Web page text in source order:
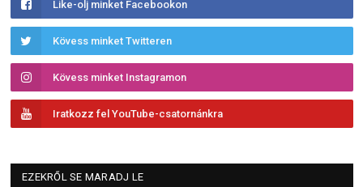
Like-olj minket Facebookon
Kövess minket Twitteren
Kövess minket Instagramon
Iratkozz fel YouTube-csatornánkra
EZEKRŐL SE MARADJ LE